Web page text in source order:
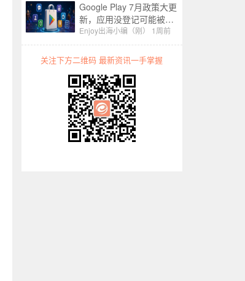
Google Play 7月政策大更
新，应用没登记可能被移
除，匿名聊天禁向儿童开
放
Enjoy出海小编（刚） 1周前
关注下方二维码 最新资讯一手掌握